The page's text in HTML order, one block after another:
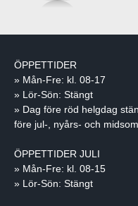
ÖPPETTIDER
» Mån-Fre: kl. 08-17
» Lör-Sön: Stängt
» Dag före röd helgdag
före jul-, nyårs- och
ÖPPETTIDER JULI
» Mån-Fre: kl. 08-15
» Lör-Sön: Stängt